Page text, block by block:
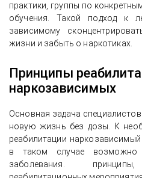
практики, группы по
обучения. Такой подход к
зависимому
жизни и забыть о наркотиках.
Принципы
наркозависимых
Основная задача
новую жизнь без дозы. К
реабилитации
в таком случае возможно
заболевания.